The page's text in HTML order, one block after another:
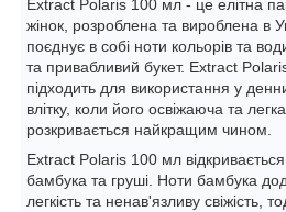
Extract Polaris 100 мл - це елітна
жінок, розроблена та вироблена в
поєднує в собі ноти кольорів та
та привабливий букет. Extract
підходить для використання у
влітку, коли його освіжаюча та
розкривається найкращим чином.
Extract Polaris 100 мл
бамбука та груші. Ноти бамбука
легкість та ненав'язливу свіжість,